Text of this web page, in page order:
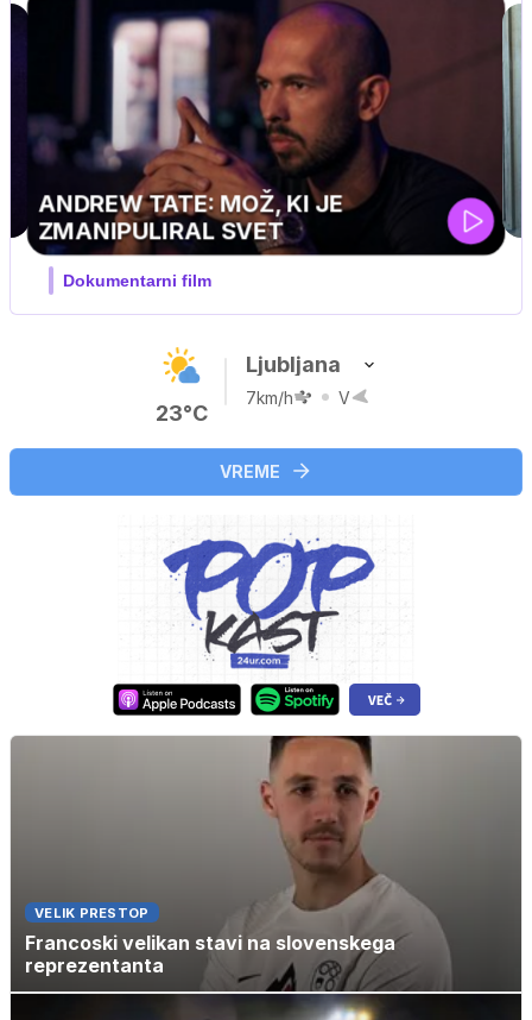
PRIJATELJ PINGVIN
meseca / družinski, pustolovski
23°C
Ljubljana
7km/h V
VREME
VELIK PRESTOP
Francoski velikan stavi na slovenskega
reprezentanta